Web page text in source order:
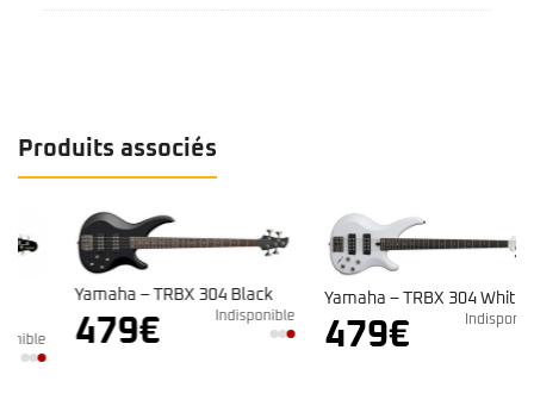
Produits associés
Yamaha – TRBX 304 Black
479€ Indisponible
Yamaha – TRBX 304 White
479€ Indisponible